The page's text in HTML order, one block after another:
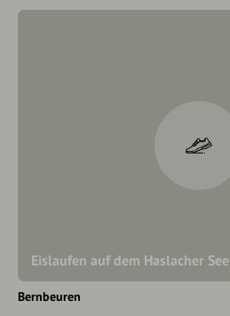
Eislaufen auf dem Haslacher See
Bernbeuren